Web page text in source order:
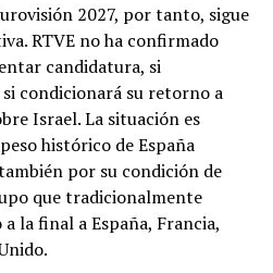
2027, por tanto, sigue
RTVE no ha confirmado
candidatura, si
condicionará su retorno a
Israel. La situación es
histórico de España
por su condición de
que tradicionalmente
la final a España, Francia,